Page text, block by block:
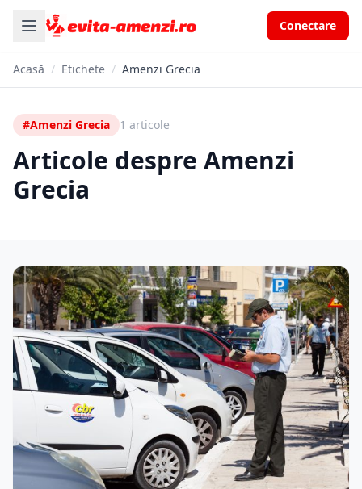
Conectare
Acasă / Etichete / Amenzi Grecia
#Amenzi Grecia 1 articole
Articole despre Amenzi
Grecia